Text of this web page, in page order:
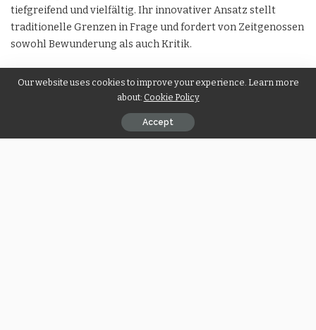
tiefgreifend und vielfältig. Ihr innovativer Ansatz stellt
traditionelle Grenzen in Frage und fordert von Zeitgenossen
sowohl Bewunderung als auch Kritik.
Kemper hat eine neue Welle von Künstlern dazu inspiriert,
unkonventionelle Materialien zu erforschen. Dieser Wandel
fördert vielfältige Ausdrucksformen, die beim heutigen
Publikum Anklang finden.
Our website uses cookies to improve your experience. Learn more
about: Cookie Policy
Accept